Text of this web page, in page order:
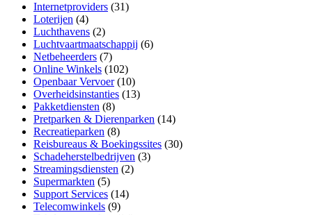
Internetproviders (31)
Loterijen (4)
Luchthavens (2)
Luchtvaartmaatschappij (6)
Netbeheerders (7)
Online Winkels (102)
Openbaar Vervoer(10)
Overheidsinstanties (13)
Pakketdiensten (8)
Pretparken & Dierenparken (14)
Recreatieparken (8)
Reisbureaus & Boekingssites (30)
Schadeherstelbedrijven (3)
Streamingsdiensten (2)
Supermarkten (5)
Support Services (14)
Telecomwinkels (9)